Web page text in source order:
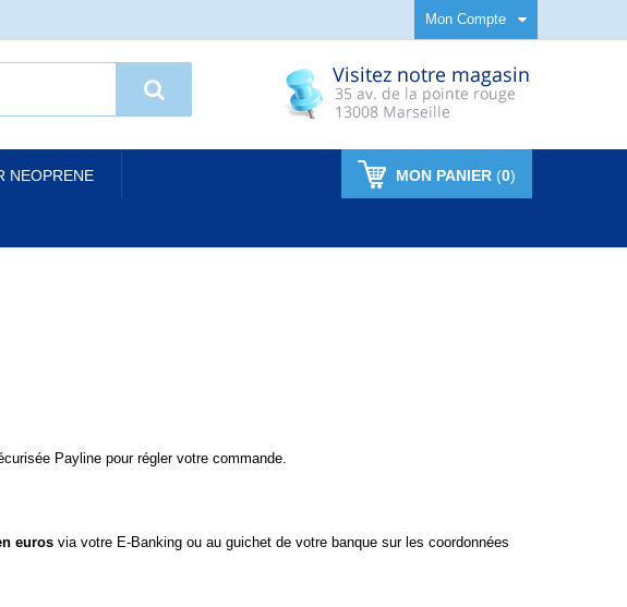
Mon Compte
MON PANIER (0)
NEOPRENE
Payline pour régler votre commande.
euros via votre E-Banking ou au guichet de votre banque sur les coordonnées